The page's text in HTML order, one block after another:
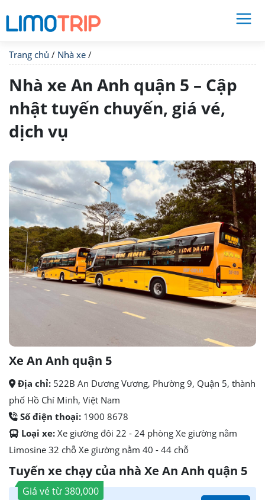
Trang chủ / Nhà xe /
Nhà xe An Anh quận 5 – Cập
nhật tuyến chuyến, giá vé,
dịch vụ
Xe An Anh quận 5
Địa chỉ: 522B An Dương Vương, Phường 9, Quận 5, thành
phố Hồ Chí Minh, Việt Nam
Số điện thoại: 1900 8678
Loại xe: Xe giường đôi 22 - 24 phòng Xe giường nằm
Limosine 32 chỗ Xe giường nằm 40 - 44 chỗ
Tuyến xe chạy của nhà Xe An Anh quận 5
Giá vé từ380,000